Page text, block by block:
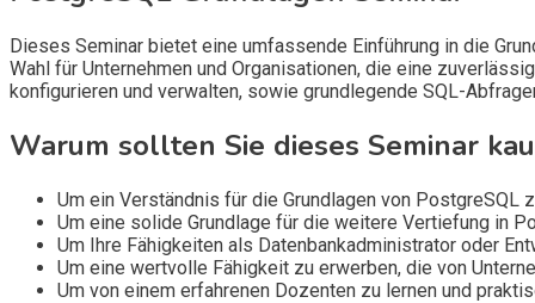
Dieses Seminar bietet eine umfassende Einführung in die
Wahl für Unternehmen und Organisationen, die eine
konfigurieren und verwalten, sowie grundlegende SQL-
Warum sollten Sie dieses Seminar
Um ein Verständnis für die Grundlagen von PostgreSQL
Um eine solide Grundlage für die weitere Vertiefung in
Um Ihre Fähigkeiten als Datenbankadministrator oder
Um eine wertvolle Fähigkeit zu erwerben, die von
Um von einem erfahrenen Dozenten zu lernen und